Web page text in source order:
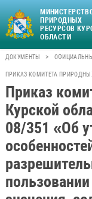
ПРИРОДНЫХ
РЕСУРСОВ
ОБЛАСТИ
ДОКУМЕНТЫ >
ПРИКАЗ КОМИТЕТА
Приказ
Курской
08/351 «Об